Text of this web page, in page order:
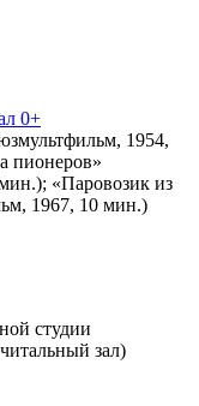
0+
1954,
пионеров»
«Паровозик из
1967, 10 мин.)
студии
зал)